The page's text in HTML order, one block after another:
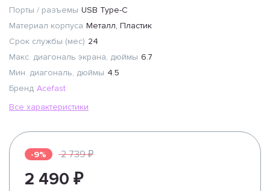
Порты / разъемы USB Type-C
Материал корпуса Металл, Пластик
Срок службы (мес) 24
Макс. диагональ экрана, дюймы 6.7
Мин. диагональ, дюймы 4.5
Бренд Acefast
Все характеристики
-9% 2 739 ₽
2 490 ₽